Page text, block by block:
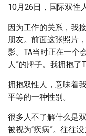
10月26日，国际双性
因为工作的关系，我
朋友。前面这张照片
影。TA当时正在一个
人”的牌子。我拥抱了
拥抱双性人，意味着
平等的一种性别。
很多人不了解什么是
被视为“疾病”。往往